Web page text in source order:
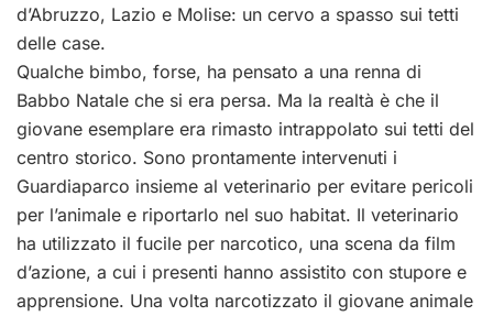
d’Abruzzo, Lazio e Molise: un cervo a spasso sui tetti
delle case.
Qualche bimbo, forse, ha pensato a una renna di
Babbo Natale che si era persa. Ma la realtà è che il
giovane esemplare era rimasto intrappolato sui tetti del
centro storico. Sono prontamente intervenuti i
Guardiaparco insieme al veterinario per evitare pericoli
per l’animale e riportarlo nel suo habitat. Il veterinario
ha utilizzato il fucile per narcotico, una scena da film
d’azione, a cui i presenti hanno assistito con stupore e
apprensione. Una volta narcotizzato il giovane animale